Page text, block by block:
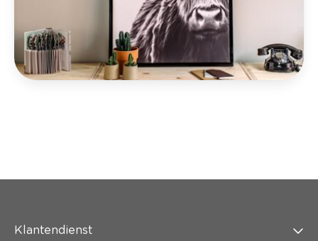
Klantendienst